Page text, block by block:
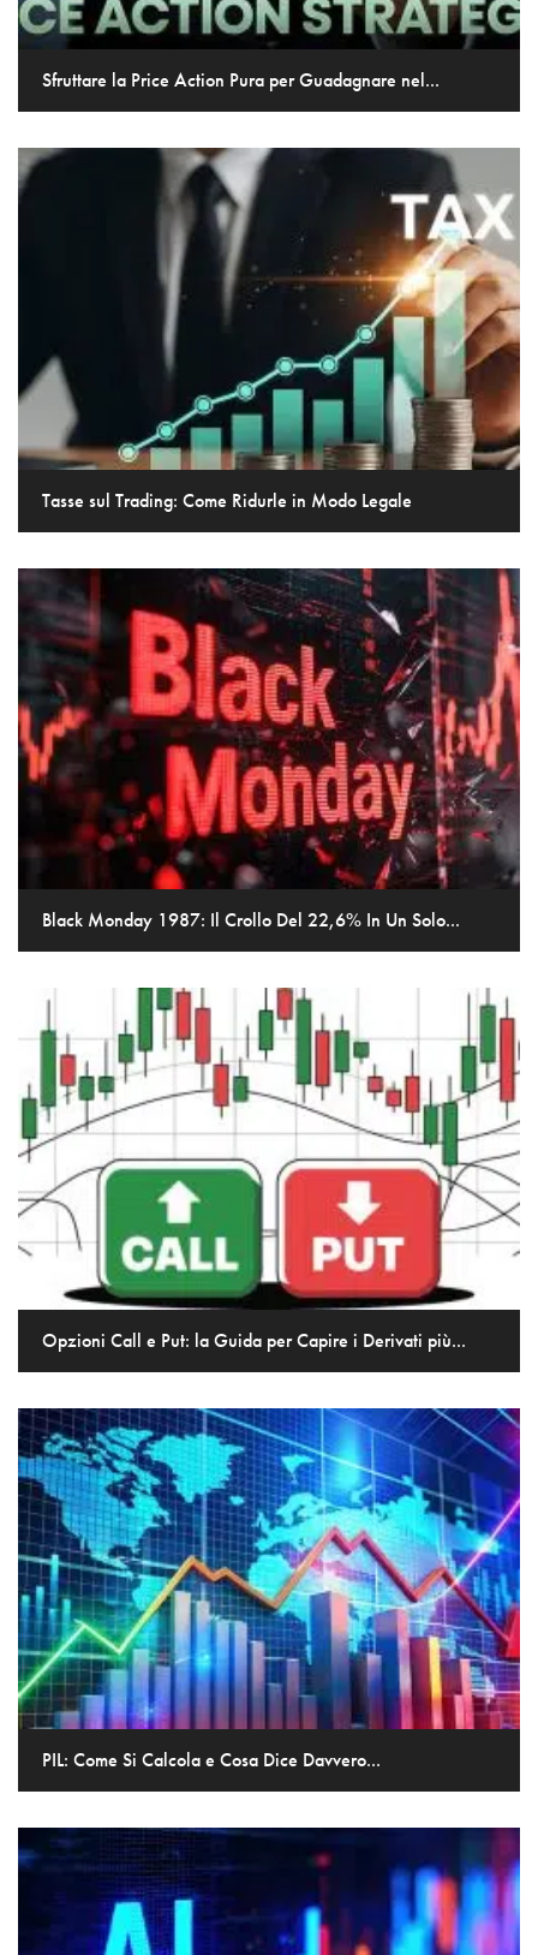
Sfruttare la Price Action Pura per Guadagnare nel...
Tasse sul Trading: Come Ridurle in Modo Legale
Black Monday 1987: Il Crollo Del 22,6% In Un Solo...
Opzioni Call e Put: la Guida per Capire i Derivati più...
PIL: Come Si Calcola e Cosa Dice Davvero...